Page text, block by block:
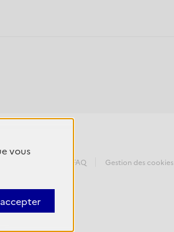
FAQ Gestion des cookies
vous